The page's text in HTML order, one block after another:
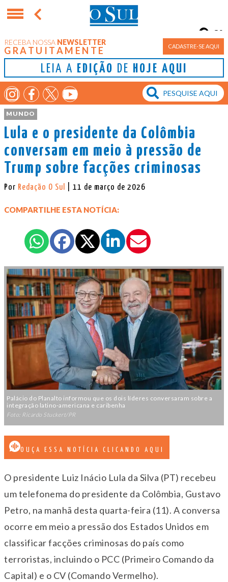
RECEBA NOSSA NEWSLETTER
GRATUITAMENTE CADASTRE-SE AQUI
LEIA A EDIÇÃO DE HOJE AQUI
Porto Alegre
8°
MUNDO
Lula e o presidente da Colômbia
conversam em meio à pressão de
Trump sobre facções criminosas
Por Redação O Sul | 11 de março de 2026
COMPARTILHE ESTA NOTÍCIA:
Palácio do Planalto informou que os dois líderes conversaram sobre a
integração latino-americana e caribenha
Foto: Ricardo Stuckert/PR
OUÇA ESSA NOTÍCIA CLICANDO AQUI
O presidente Luiz Inácio Lula da Silva (PT) recebeu
um telefonema do presidente da Colômbia, Gustavo
Petro, na manhã desta quarta-feira (11). A conversa
ocorre em meio a pressão dos Estados Unidos em
classificar facções criminosas do país como
terroristas, incluindo o PCC (Primeiro Comando da
Capital) e o CV (Comando Vermelho).